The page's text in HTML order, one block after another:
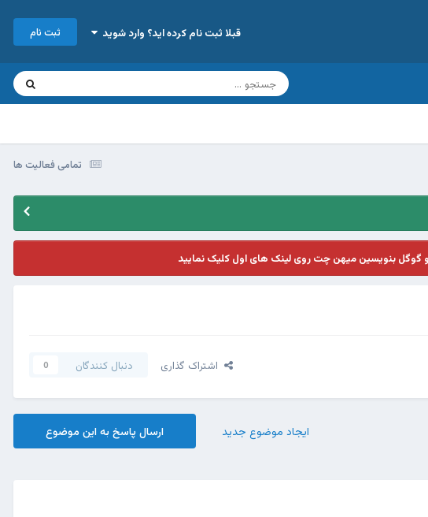
قبلا ثبت نام کرده اید؟ وارد شوید ثبت نام
تمامی فعالیت ها
بنویسین میهن چت روی لینک های اول کلیک نمایید
اشتراک گذاری دنبال کنندگان 0
ارسال پاسخ به این موضوع ایجاد موضوع جدید